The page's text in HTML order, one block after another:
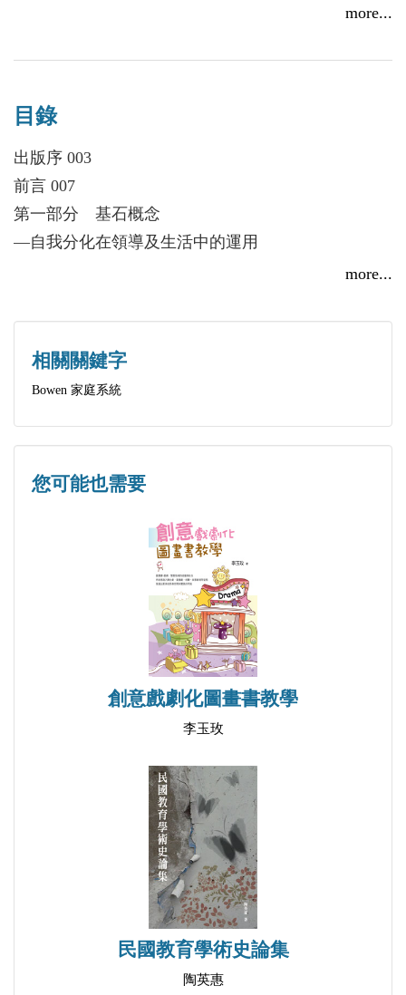
Bowen經常將自我分化的概念，稱為「基石」概念。
同時，它指出一條路徑，讓我們可以更好地運用我們
程。因此，「基石」成為一個多元而非單一的概念特
質，它是描述人類現象的基石，也是任何獨立生命思
考並達到更高功能的基石。
這本書可作為『非凡領導力研討會』第三年的教材內
容，為前兩年教材《非凡領導力：系統思考，創造不
和其他幾本書一樣，《自我分化：人生與領導的基石
概念》並未意圖成為自我分化主題的第一、最後、完
整或最好的一本書，它只是延續並擴大研討經驗，畢
竟研討會是一個具生命力並且能夠獨立成長的個體，
它會學習並改變，所以書籍也會隨著它們的作者，在
Bowen並不是第一位使用「分化」一詞的偉大思想
家，像是精神分析學家卡爾‧榮格（C.G. Jung）和神
學家德日進（Teilhard de Chardin）也曾提過。每個人
使用的方式不同，Bowen則特別將它運用在敘述人類
功能的程度，由最低至最高，接著，他更詳細而深入
地去描述人類生活在理論「尺度」的高低程度及樣
貌。他的敘述簡單易懂，但每一個尺度都是一個挑
戰，當我們看到較高尺度的可能性，我們就想朝它邁
趟迷人的旅程―或考驗―等待你去選擇。這些接受考
驗的人，將會發現這是一個改變生命的體驗，它會帶
領一個人更快速地到更遠的地方，這超乎之前依行為
科學所設定的策略方法。
本書源自對Bowen家庭系統理論的理解，並較多地談
論到關於領導及落實領導。事實上，它曾被稱為是一
種關於領導的理論2。如同本系列中的前兩本書，
《非凡領導力：系統思考，創造不同》及《Bowen家
指導手冊，帶領她以及她的學生清楚了解人類現象，
Bowen理論是一個思考人類互動的新方式，它清
楚說明家庭、組織、甚至是社會本身的情緒樣貌，並
且提供許多個人與家庭一張藍圖，用以改善他們本身
的關 係，穩定他們的家庭，達成他們的終極目標。
Bowen理論讓他們能夠真實地「做到最好的自己」，
關聯的透徹理解，讓Bowen理論變得淺顯易懂，記憶
深刻，運用自如。
more...
目錄
出版序 003
前言 007
第一部分 基石概念
―自我分化在領導及生活中的運用
第二部分 基礎藍圖―指導原則
高分化的領導力 042
指導原則 053
―在組織中進行自我分化 094
第四部分 生活中的自我分化
建構在原則之上的生活 126
活在當下並負起責任
―指導原則、收穫與問題 140
社會退化中的高分化領導 163
第五部分 Bowen理論的研究
邁向家庭中的責任 199
禱告與情緒反應 219
自我進步的評估 236
新約中的耶穌與自我分化 247
附錄一 Bowen家庭系統理論的閱讀文獻 272
附錄二 人類系統學習中心的任務與指導原則 274
附錄三 自我立場，在家庭中提升自我 277
more...
相關關鍵字
Bowen 家庭系統
您可能也需要
創意戲劇化圖畫書教學
李玉玫
民國教育學術史論集
陶英惠